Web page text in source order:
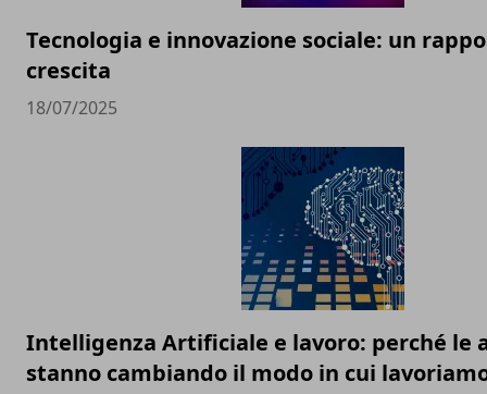
Tecnologia e innovazione sociale: un
crescita
18/07/2025
Intelligenza Artificiale e lavoro: perché le
stanno cambiando il modo in cui